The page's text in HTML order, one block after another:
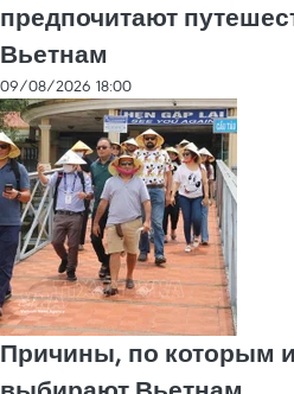
предпочитают
Вьетнам
09/08/2026 18:00
Причины, по которым